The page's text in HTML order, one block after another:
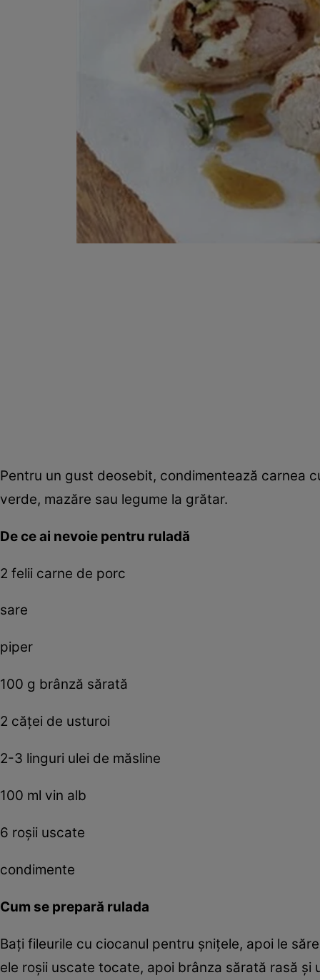
Pentru un gust deosebit, condimentează carnea
verde, mazăre sau legume la grătar.
De ce ai nevoie pentru ruladă
2 felii carne de porc
sare
piper
100 g brânză sărată
2 căţei de usturoi
2-3 linguri ulei de măsline
100 ml vin alb
6 roşii uscate
condimente
Cum se prepară rulada
Baţi fileurile cu ciocanul pentru şniţele, apoi le
ele roşii uscate tocate, apoi brânza sărată rasă